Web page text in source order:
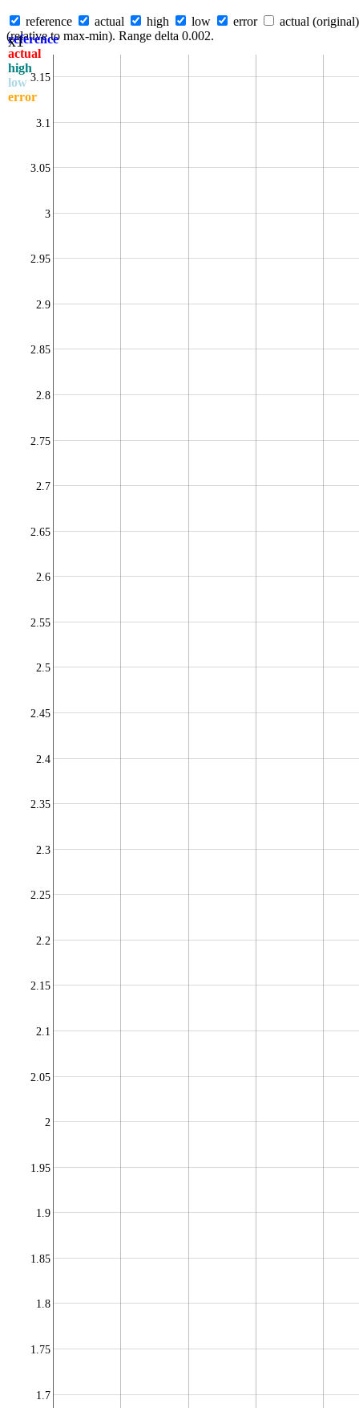
x1
reference
actual
high
low
error
1.7
1.75
1.8
1.85
1.9
1.95
2
2.05
2.1
2.15
2.2
2.25
2.3
2.35
2.4
2.45
2.5
2.55
2.6
2.65
2.7
2.75
2.8
2.85
2.9
2.95
3
3.05
3.1
3.15
reference actual high low error
actual (original)
(relative to max-min). Range delta 0.002.